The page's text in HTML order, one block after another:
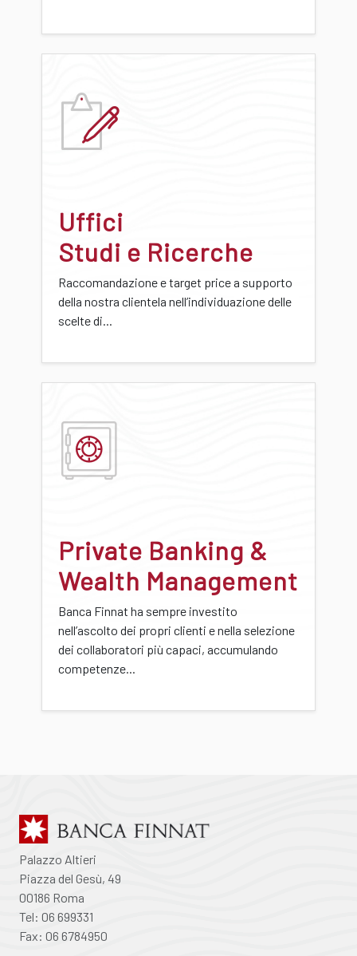
Uffici
Studi e Ricerche
Raccomandazione e target price a supporto
della nostra clientela nell’individuazione delle
scelte di...
Private Banking &
Wealth Management
Banca Finnat ha sempre investito
nell’ascolto dei propri clienti e nella selezione
dei collaboratori più capaci, accumulando
competenze...
Palazzo Altieri
Piazza del Gesù, 49
00186 Roma
Tel: 06 699331
Fax: 06 6784950